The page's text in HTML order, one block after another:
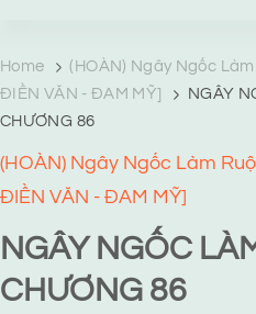
Home
(HOÀN) Ngây Ngốc
ĐIỀN VĂN - ĐAM MỸ]
NGÂY
CHƯƠNG 86
(HOÀN) Ngây Ngốc Làm
ĐIỀN VĂN - ĐAM MỸ]
NGÂY NGỐC
CHƯƠNG 86